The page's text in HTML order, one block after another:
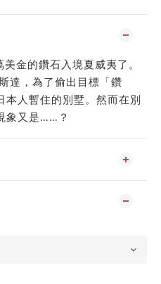
金的鑽石入境夏威夷了。
達，為了偷出目標「鑽
本人暫住的別墅。然而在別
象又是……？